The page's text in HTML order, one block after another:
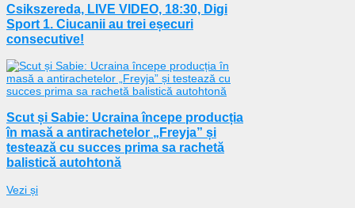
Csikszereda, LIVE VIDEO, 18:30, Digi
Sport 1. Ciucanii au trei eșecuri
consecutive!
Scut și Sabie: Ucraina începe producția
în masă a antirachetelor „Freyja” și
testează cu succes prima sa rachetă
balistică autohtonă
Vezi și